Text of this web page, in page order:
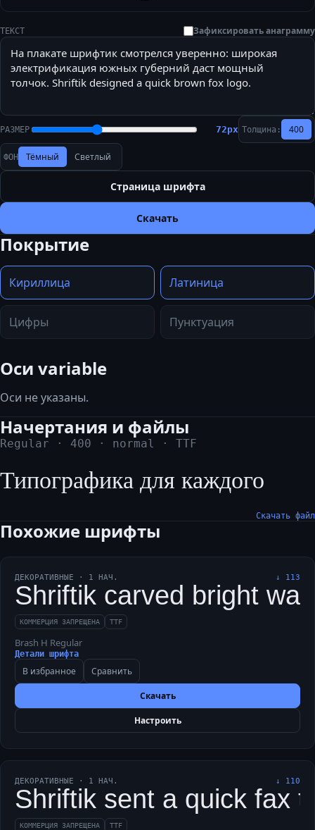
ТЕКСТ Зафиксировать анаграмму
РАЗМЕР 72px Толщина: 400
ФОН Тёмный Светлый
Страница шрифта
Скачать
Покрытие
Кириллица Латиница
Цифры Пунктуация
Оси variable
Оси не указаны.
Начертания и файлы
Regular · 400 · normal · TTF
Типографика для каждого
Скачать файл
Похожие шрифты
ДЕКОРАТИВНЫЕ · 1 НАЧ. ↓ 113
Shriftik carved bright
КОММЕРЦИЯ ЗАПРЕЩЕНА TTF
Brash H Regular
Детали шрифта
В избранное Сравнить
Скачать
Настроить
ДЕКОРАТИВНЫЕ · 1 НАЧ. ↓ 110
Shriftik sent a quick fax
КОММЕРЦИЯ ЗАПРЕЩЕНА TTF